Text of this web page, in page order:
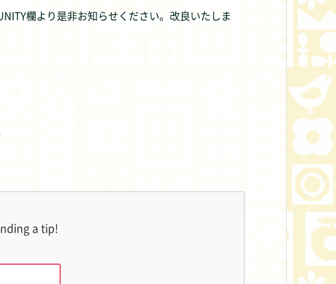
欄より是非お知らせください。改良いたしま
a tip!